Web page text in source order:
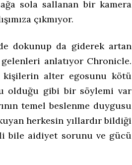
sola sallanan bir kamera
çıkmıyor.
dokunup da giderek artan
anlatıyor Chronicle.
kişilerin alter egosunu kötü
olduğu gibi bir söylemi var
temel beslenme duygusu
herkesin yıllardır bildiği
bile aidiyet sorunu ve gücü